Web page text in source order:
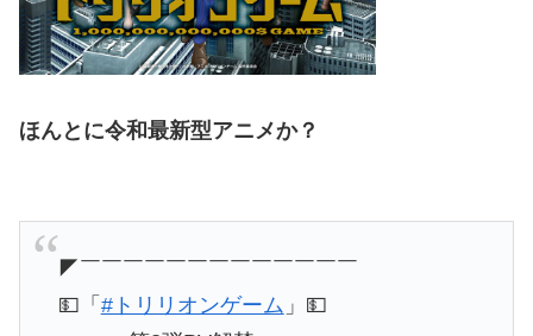
ほんとに令和最新型アニメか？
◤￣￣￣￣￣￣￣￣￣￣￣￣￣
💵「 #トリリオンゲーム 」💵